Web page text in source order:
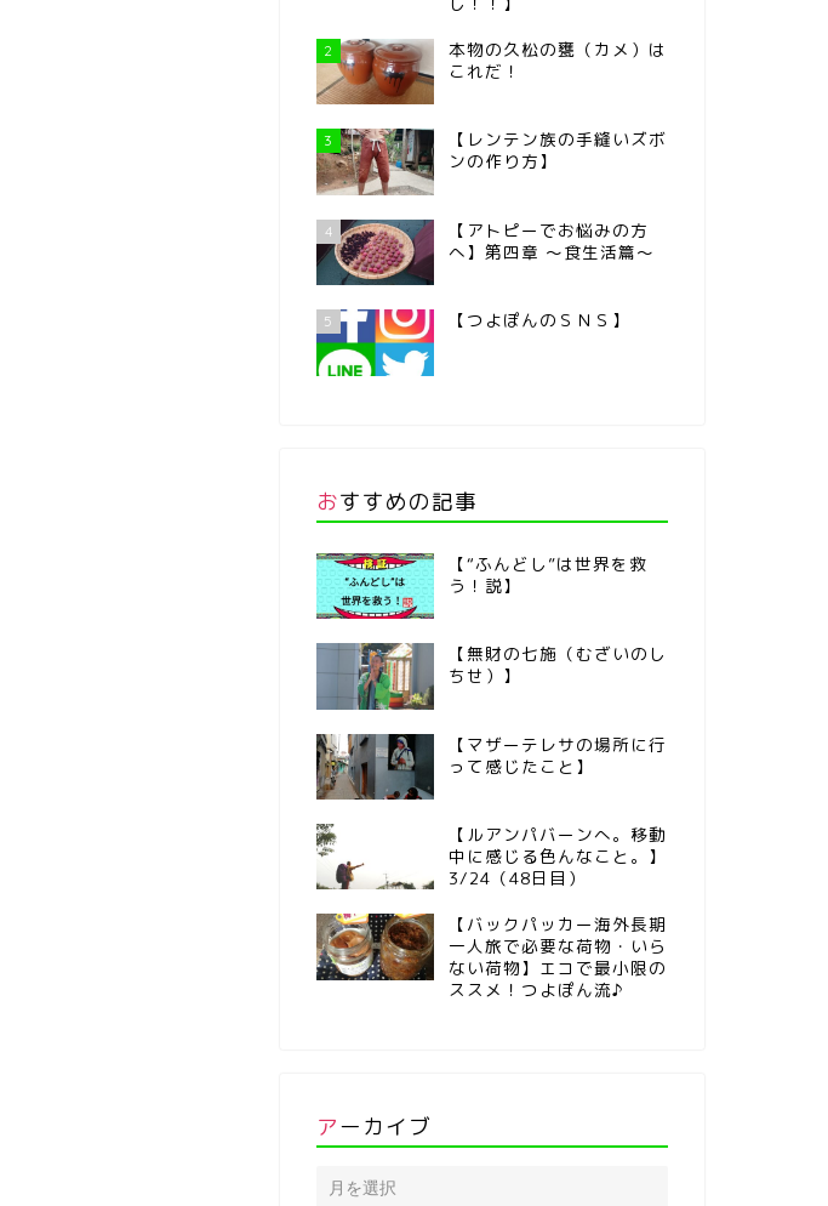
2
本物の久松の甕（カメ）は
これだ！
3
【レンテン族の手縫いズボ
ンの作り方】
4
【アトピーでお悩みの方
へ】第四章 ～食生活篇～
5 【つよぽんのＳＮＳ】
おすすめの記事
【“ふんどし”は世界を救
う！説】
【無財の七施（むざいのし
ちせ）】
【マザーテレサの場所に行
って感じたこと】
【ルアンパバーンへ。移動
中に感じる色んなこと。】
3/24（48日目）
【バックパッカー海外長期
一人旅で必要な荷物・いら
ない荷物】エコで最小限の
ススメ！つよぽん流♪
アーカイブ